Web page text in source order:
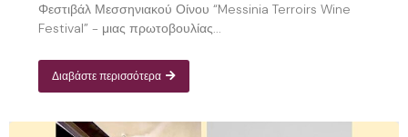
Φεστιβάλ Μεσσηνιακού Οίνου “Messinia Terroirs Wine
Festival” - μιας πρωτοβουλίας...
Διαβάστε περισσότερα